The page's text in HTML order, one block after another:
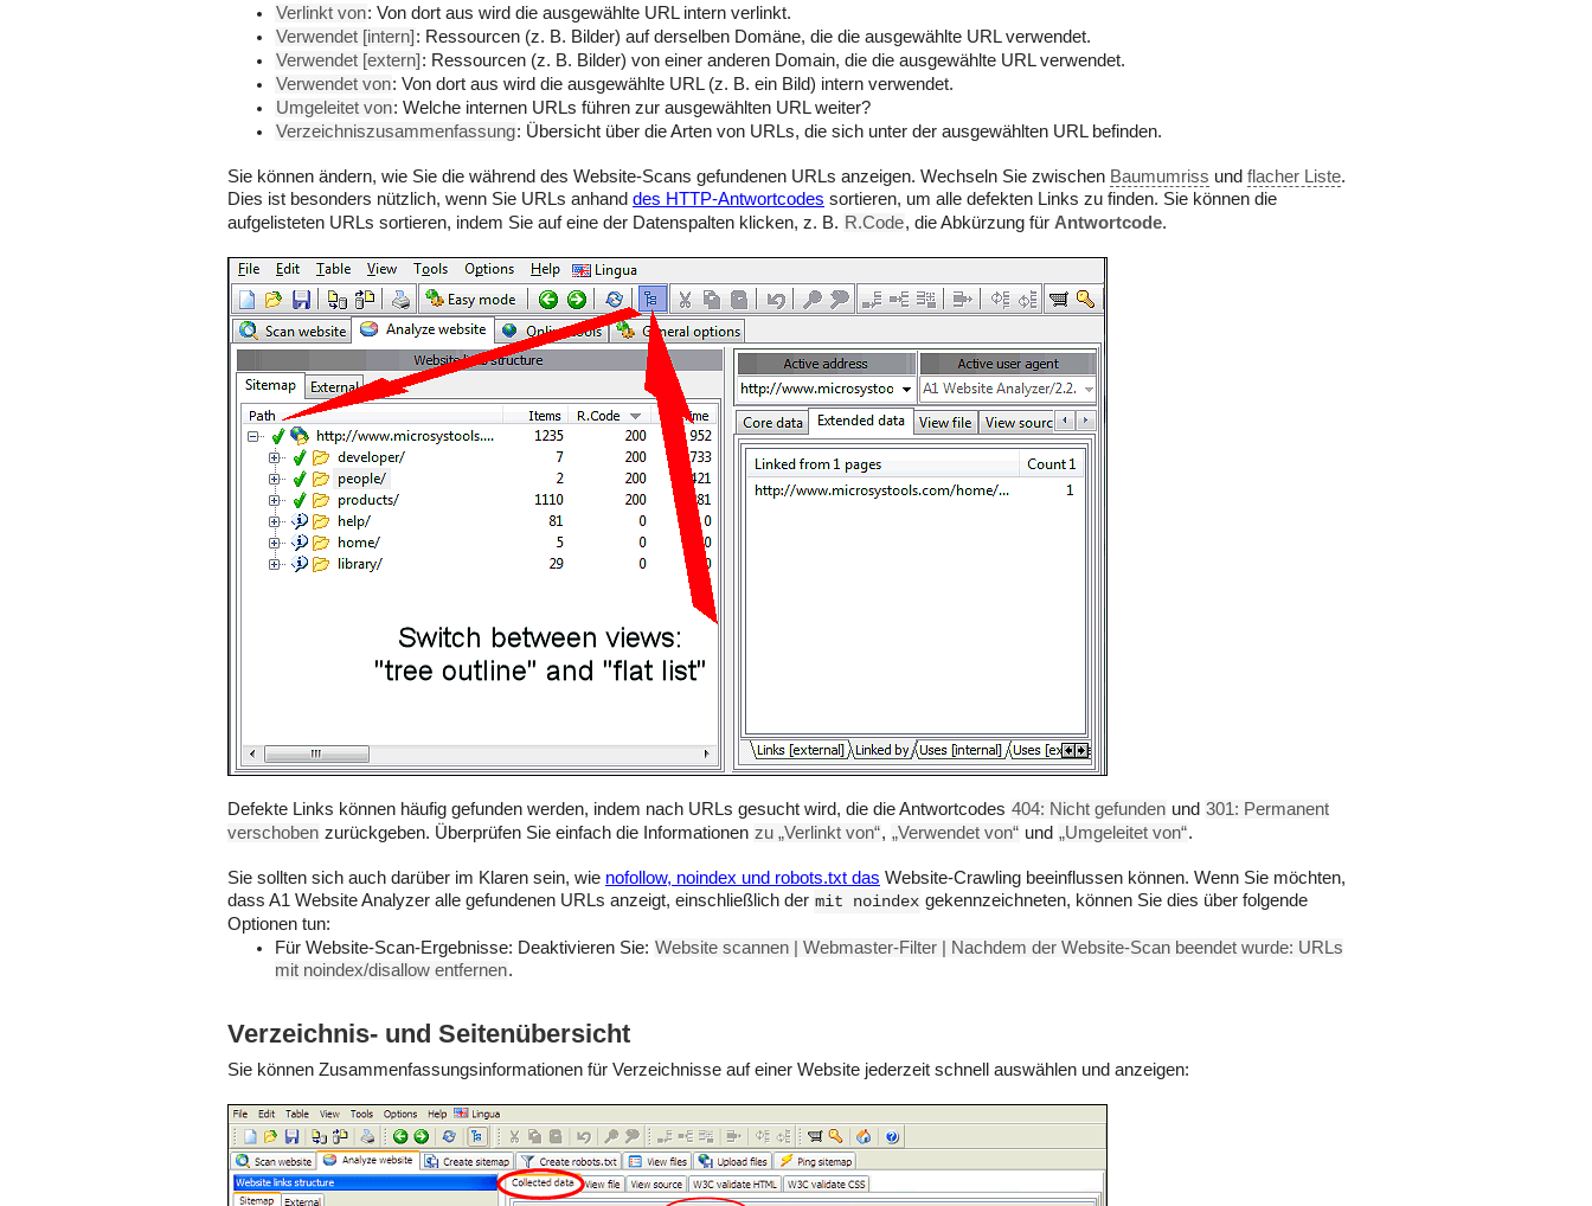
Verlinkt von: Von dort aus wird die ausgewählte URL intern verlinkt.
Verwendet [intern]: Ressourcen (z. B. Bilder) auf derselben Domäne, die die ausgewählte URL verwendet.
Verwendet [extern]: Ressourcen (z. B. Bilder) von einer anderen Domain, die die ausgewählte URL verwendet.
Verwendet von: Von dort aus wird die ausgewählte URL (z. B. ein Bild) intern verwendet.
Umgeleitet von: Welche internen URLs führen zur ausgewählten URL weiter?
Verzeichniszusammenfassung: Übersicht über die Arten von URLs, die sich unter der ausgewählten URL befinden.
Sie können ändern, wie Sie die während des Website-Scans gefundenen URLs anzeigen. Wechseln Sie zwischen Baumumriss und flacher Liste.
Dies ist besonders nützlich, wenn Sie URLs anhand des HTTP-Antwortcodes sortieren, um alle defekten Links zu finden. Sie können die
aufgelisteten URLs sortieren, indem Sie auf eine der Datenspalten klicken, z. B. R.Code, die Abkürzung für Antwortcode.
Defekte Links können häufig gefunden werden, indem nach URLs gesucht wird, die die Antwortcodes 404: Nicht gefunden und 301: Permanent
verschoben zurückgeben. Überprüfen Sie einfach die Informationen zu „Verlinkt von“, „Verwendet von“ und „Umgeleitet von“.
Sie sollten sich auch darüber im Klaren sein, wie nofollow, noindex und robots.txt das Website-Crawling beeinflussen können. Wenn Sie möchten,
dass A1 Website Analyzer alle gefundenen URLs anzeigt, einschließlich der mit noindex gekennzeichneten, können Sie dies über folgende
Optionen tun:
Für Website-Scan-Ergebnisse: Deaktivieren Sie: Website scannen | Webmaster-Filter | Nachdem der Website-Scan beendet wurde: URLs
mit noindex/disallow entfernen.
Verzeichnis- und Seitenübersicht
Sie können Zusammenfassungsinformationen für Verzeichnisse auf einer Website jederzeit schnell auswählen und anzeigen: